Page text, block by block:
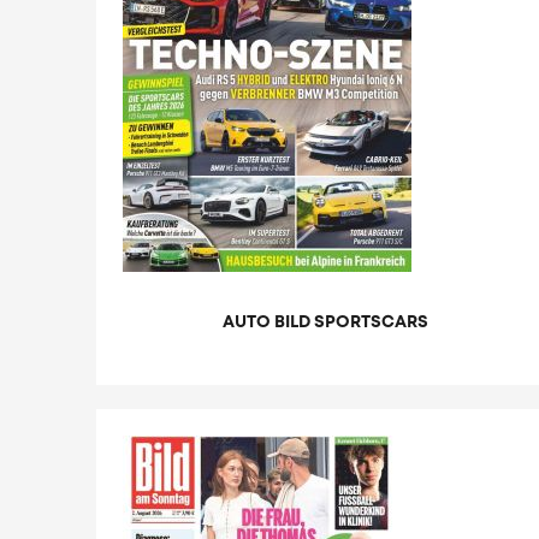
AUTO BILD SPORTSCARS